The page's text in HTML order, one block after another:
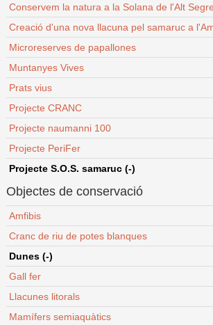
Conservem la natura a la Solana de l'Alt
Creació d'una nova llacuna pel samaruc a
Microreserves de papallones
Muntanyes Vives
Prats vius
Projecte CRANC
Projecte naumanni 100
Projecte PeriFer
Projecte S.O.S. samaruc (-)
Objectes de conservació
Amfibis
Cranc de riu de potes blanques
Dunes (-)
Gall fer
Llacunes litorals
Mamífers semiaquàtics